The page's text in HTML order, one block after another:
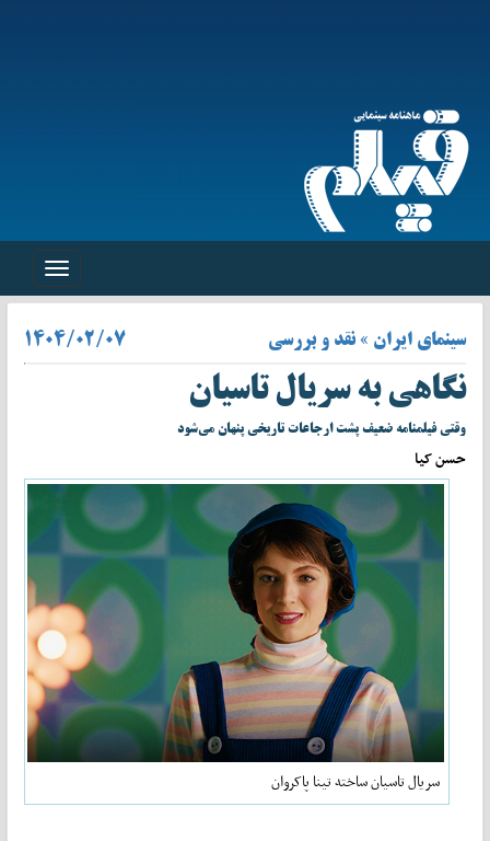
Toggle
سینمای ایران » نقد و بررسی ۱۴۰۴/۰۲/۰۷
نگاهی به سریال تاسیان
وقتی فیلمنامه ضعیف پشت ارجاعات تاریخی پنهان می‌شود
حسن کیا
سریال تاسیان ساخته تینا پاکروان